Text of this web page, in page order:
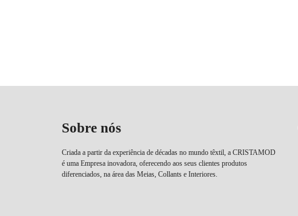
Sobre nós
Criada a partir da experiência de décadas no mundo têxtil, a CRISTAMOD
é uma Empresa inovadora, oferecendo aos seus clientes produtos
diferenciados, na área das Meias, Collants e Interiores.